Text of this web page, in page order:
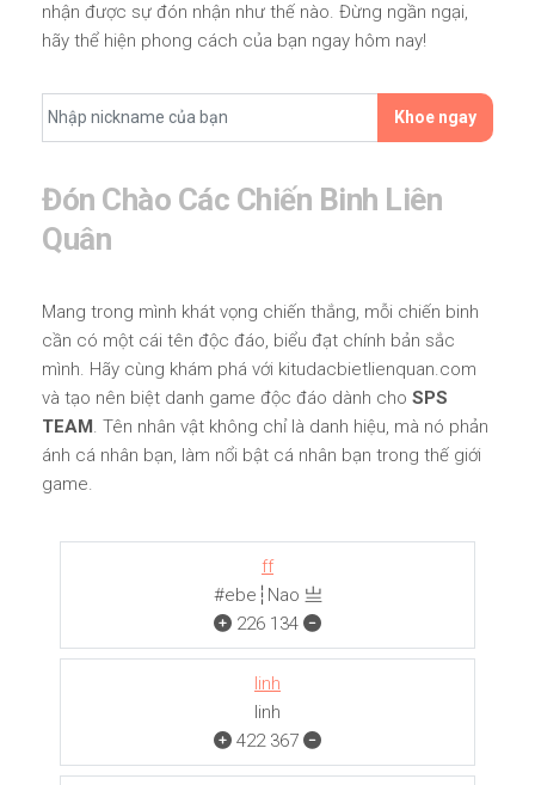
nhận được sự đón nhận như thế nào. Đừng ngần ngại,
hãy thể hiện phong cách của bạn ngay hôm nay!
Khoe ngay
Đón Chào Các Chiến Binh Liên
Quân
Mang trong mình khát vọng chiến thắng, mỗi chiến binh
cần có một cái tên độc đáo, biểu đạt chính bản sắc
mình. Hãy cùng khám phá với kitudacbietlienquan.com
và tạo nên biệt danh game độc đáo dành cho SPS
TEAM. Tên nhân vật không chỉ là danh hiệu, mà nó phản
ánh cá nhân bạn, làm nổi bật cá nhân bạn trong thế giới
game.
ff
#ebe┆Nao 亗
226 134
linh
linh
422 367